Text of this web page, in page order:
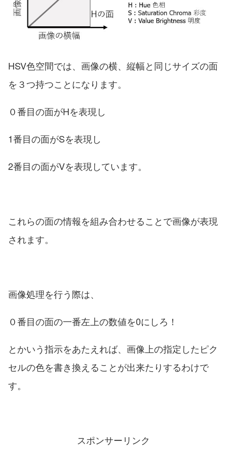
HSV色空間では、画像の横、縦幅と同じサイズの面
を３つ持つことになります。
０番目の面がHを表現し
1番目の面がSを表現し
2番目の面がVを表現しています。
これらの面の情報を組み合わせることで画像が表現
されます。
画像処理を行う際は、
０番目の面の一番左上の数値を0にしろ！
とかいう指示をあたえれば、画像上の指定したピク
セルの色を書き換えることが出来たりするわけで
す。
スポンサーリンク